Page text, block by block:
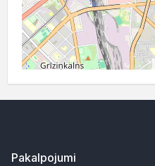
Pakalpojumi